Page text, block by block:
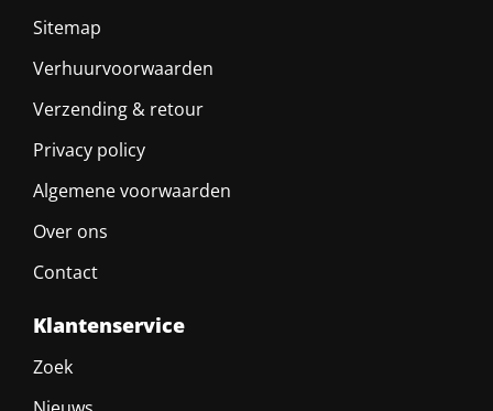
Sitemap
Verhuurvoorwaarden
Verzending & retour
Privacy policy
Algemene voorwaarden
Over ons
Contact
Klantenservice
Zoek